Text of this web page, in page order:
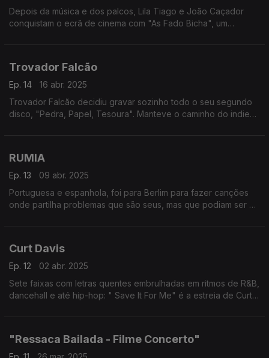
Depois da música e dos palcos, Lila Tiago e João Caçador
conquistam o ecrã de cinema com "As Fado Bicha", um
Trovador Falcão
Ep. 14
16 abr. 2025
Trovador Falcão decidiu gravar sozinho todo o seu segundo
disco, "Pedra, Papel, Tesoura". Manteve o caminho do indie
RUMIA
Ep. 13
09 abr. 2025
Portuguesa e espanhola, foi para Berlim para fazer canções
onde partilha problemas que são seus, mas que podiam ser os
Curt Davis
Ep. 12
02 abr. 2025
Sete faixas com letras quentes embrulhadas em ritmos de R&B,
dancehall e até hip-hop: " Save It For Me" é a estreia de Curt
"Ressaca Bailada - Filme Concerto"